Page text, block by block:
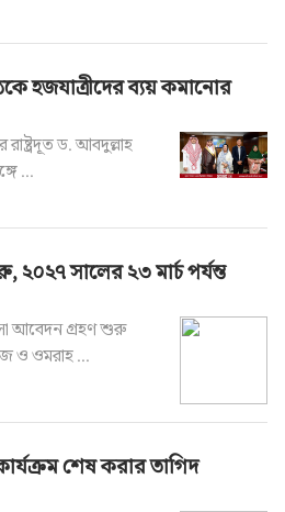
হজযাত্রীদের ব্যয় কমানোর
ড. আবদুল্লাহ
...
সালের ২৩ মার্চ পর্যন্ত
আবেদন গ্রহণ শুরু
ও ওমরাহ ...
শেষ করার তাগিদ